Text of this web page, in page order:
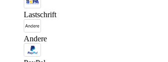
Lastschrift
Andere